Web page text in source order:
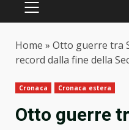
PRIMARY
Home » Otto guerre tra
record dalla fine della
Cronaca Cronaca estera
Otto guerre